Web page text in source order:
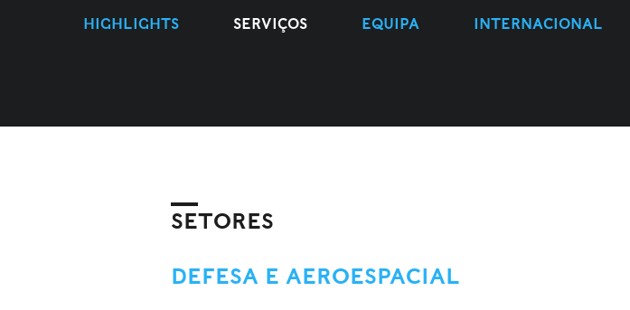
HIGHLIGHTS SERVIÇOS EQUIPA INTERNACIONAL
SETORES
DEFESA E AEROESPACIAL